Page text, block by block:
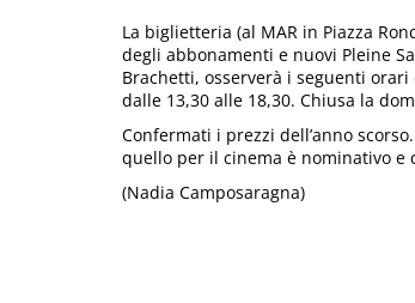
La biglietteria (al MAR in Piazza
degli abbonamenti e nuovi Pleine
Brachetti, osserverà i seguenti
dalle 13,30 alle 18,30. Chiusa la
Confermati i prezzi dell’anno
quello per il cinema è nominativo e
(Nadia Camposaragna)